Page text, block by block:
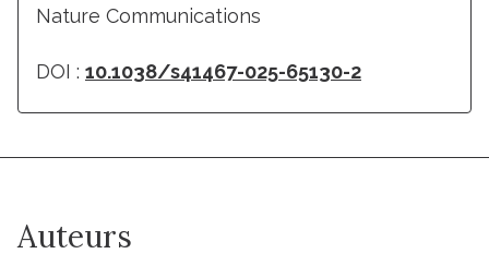
Nature Communications
DOI : 10.1038/s41467-025-65130-2
Auteurs